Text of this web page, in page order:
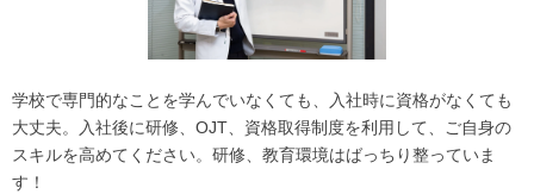
学校で専門的なことを学んでいなくても、入社時に資格がなくても
大丈夫。入社後に研修、OJT、資格取得制度を利用して、ご自身の
スキルを高めてください。研修、教育環境はばっちり整っていま
す！